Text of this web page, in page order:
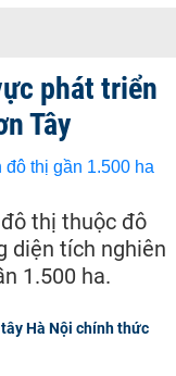
phát triển
Tây
thị thuộc đô
diện tích nghiên
1.500 ha.
Hà Nội chính thức